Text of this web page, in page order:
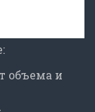
объема и